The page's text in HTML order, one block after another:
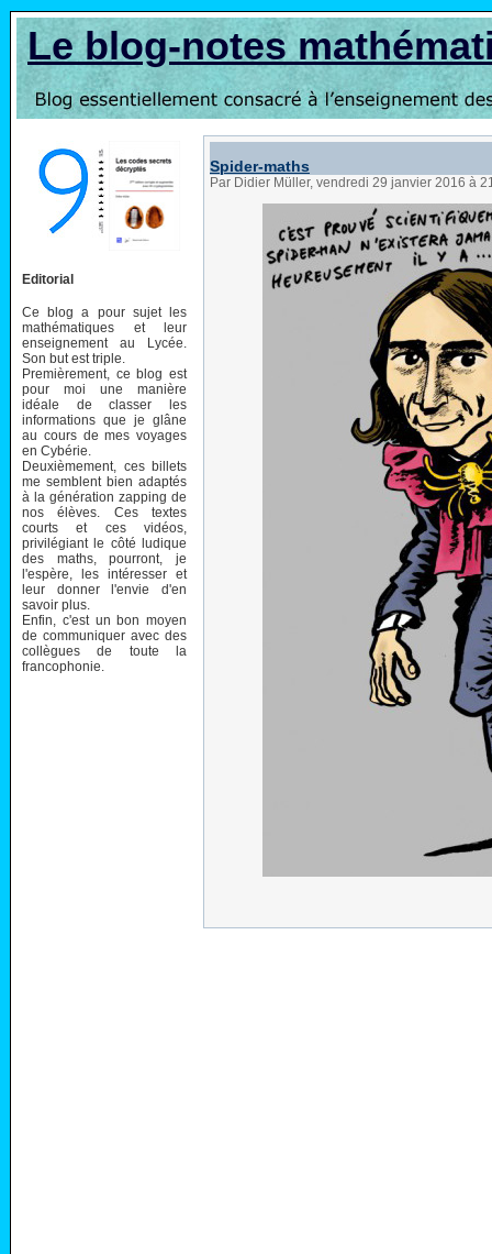
Le blog-notes
Editorial
Ce blog a pour sujet les
mathématiques et leur
enseignement au Lycée.
Son but est triple.
Premièrement, ce blog est
pour moi une manière
idéale de classer les
informations que je glâne
au cours de mes voyages
en Cybérie.
Deuxièmement, ces billets
me semblent bien adaptés
à la génération zapping de
nos élèves. Ces textes
courts et ces vidéos,
privilégiant le côté ludique
des maths, pourront, je
l'espère, les intéresser et
leur donner l'envie d'en
savoir plus.
Enfin, c'est un bon moyen
de communiquer avec des
collègues de toute la
francophonie.
Spider-maths
Par Didier Müller, vendredi 29 janvier 2016 à